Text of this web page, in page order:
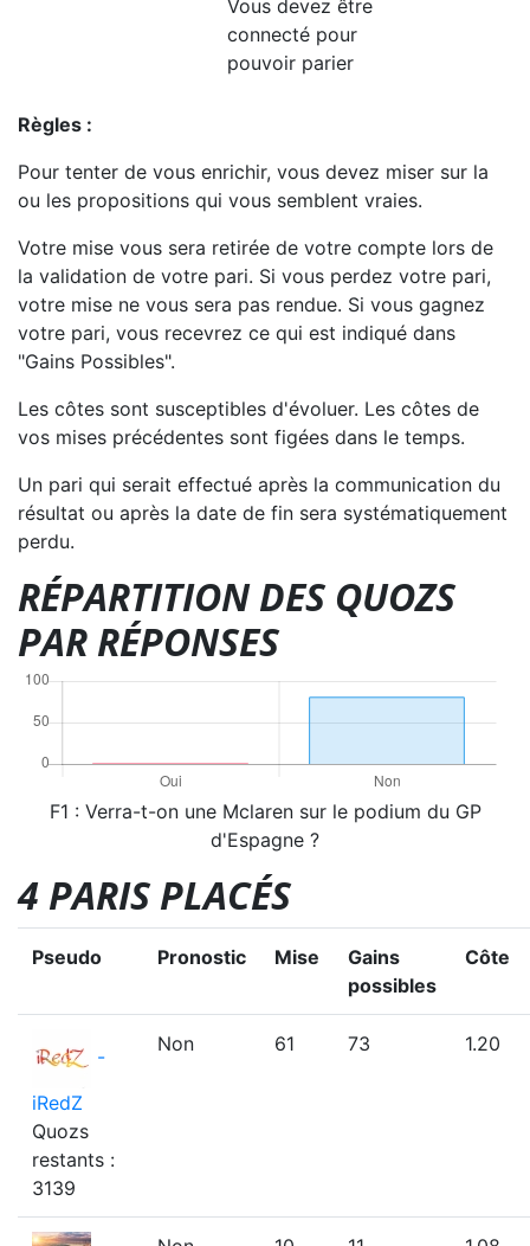
Vous devez être
connecté pour
pouvoir parier
Règles :
Pour tenter de vous enrichir, vous devez miser sur la
ou les propositions qui vous semblent vraies.
Votre mise vous sera retirée de votre compte lors de
la validation de votre pari. Si vous perdez votre pari,
votre mise ne vous sera pas rendue. Si vous gagnez
votre pari, vous recevrez ce qui est indiqué dans
"Gains Possibles".
Les côtes sont susceptibles d'évoluer. Les côtes de
vos mises précédentes sont figées dans le temps.
Un pari qui serait effectué après la communication du
résultat ou après la date de fin sera systématiquement
perdu.
RÉPARTITION DES QUOZS
PAR RÉPONSES
F1 : Verra-t-on une Mclaren sur le podium du GP
d'Espagne ?
4 PARIS PLACÉS
Pseudo Pronostic Mise
Gains
possibles
Côte
-
iRedZ
Quozs
restants :
3139
Non 61 73 1.20